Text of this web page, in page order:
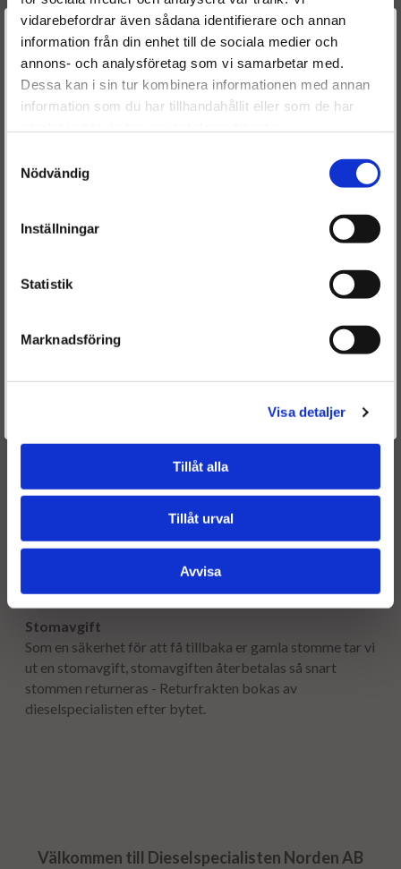
vidarebefordrar även sådana identifierare och annan
information från din enhet till de sociala medier och
annons- och analysföretag som vi samarbetar med.
Dessa kan i sin tur kombinera informationen med annan
information som du har tillhandahållit eller som de har
Nödvändig
Inställningar
Statistik
Marknadsföring
Visa detaljer
Tillåt alla
Tillåt urval
Avvisa
År : 2003 -
Originalnummer
0986437302BOSCH
0445010033BOSCH
1670000Q0D
8200017377
Leveranstid:
Stomavgift
Som en säkerhet för att få tillbaka er gamla stomme tar vi
ut en stomavgift, stomavgiften återbetalas så snart
stommen returneras - Returfrakten bokas av
dieselspecialisten efter bytet.
Välkommen till Dieselspecialisten Norden AB
Välkommen till
Dieselspecialisten.se
För att förbättra din upplevelse på vår hemsida ber vi dig
välja vilken kategori du tillhör
Välkommen tillbaka! Klicka här för att komma till dina sidor.
Givetvis går det även bra att handla utan att logga in.